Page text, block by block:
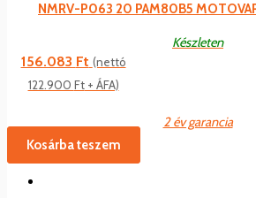
NMRV-P063 20 PAM80B5
Készleten
156.083 Ft (nettó
122.900 Ft+ ÁFA)
2 év garancia
Kosárba teszem